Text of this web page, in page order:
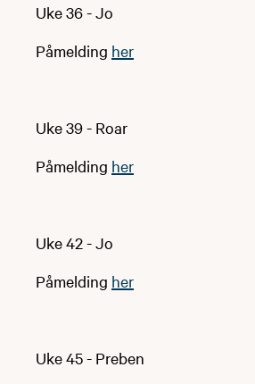
Uke 36 - Jo
Påmelding her
Uke 39 - Roar
Påmelding her
Uke 42 - Jo
Påmelding her
Uke 45 - Preben